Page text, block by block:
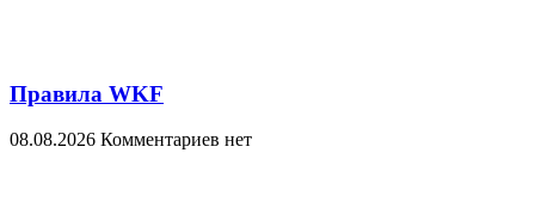
Правила WKF
08.08.2026 Комментариев нет